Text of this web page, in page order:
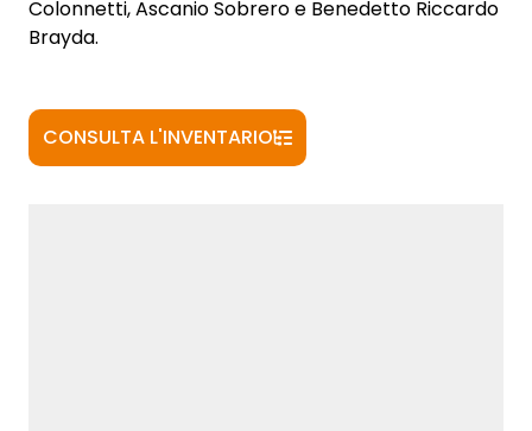
Colonnetti, Ascanio Sobrero e Benedetto Riccardo
Brayda.
CONSULTA L'INVENTARIO